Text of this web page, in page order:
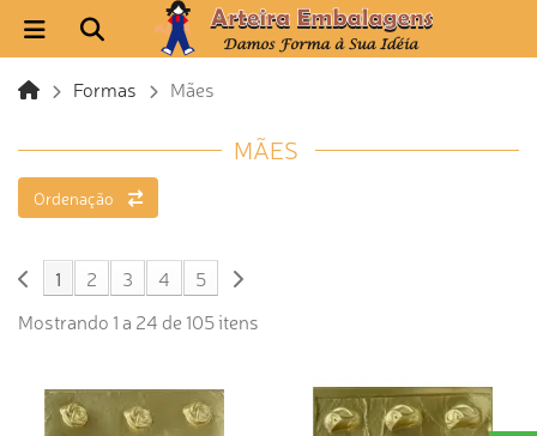
Formas Mães
MÃES
Ordenação
1 2 3 4
5
Mostrando 1 a 24 de 105 itens